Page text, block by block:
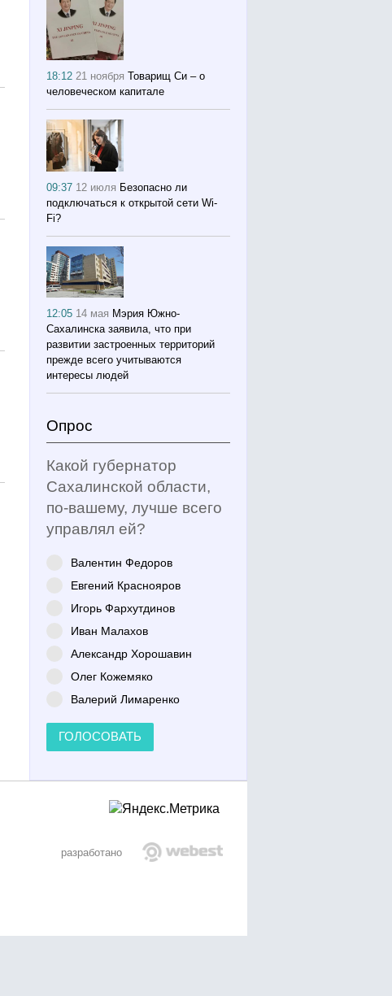
18:1221 ноября Товарищ Си – о
человеческом капитале
09:37 12 июля Безопасно ли
подключаться к открытой сети Wi-
Fi?
12:05 14 мая Мэрия Южно-
Сахалинска заявила, что при
развитии застроенных территорий
прежде всего учитываются
интересы людей
Опрос
Какой губернатор
Сахалинской области,
по-вашему, лучше всего
управлял ей?
Валентин Федоров
Евгений Краснояров
Игорь Фархутдинов
Иван Малахов
Александр Хорошавин
Олег Кожемяко
Валерий Лимаренко
ГОЛОСОВАТЬ
разработано